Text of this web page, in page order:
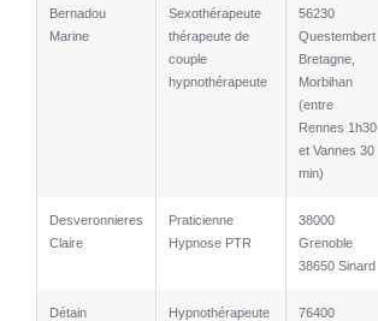
Bernadou
Marine
Sexothérapeute
thérapeute de
couple
hypnothérapeute
56230
Questembert
Bretagne,
Morbihan
(entre
Rennes 1h30
et Vannes 30
min)
Desveronnieres
Claire
Praticienne
Hypnose PTR
38000
Grenoble
38650 Sinard
Détain
Hypnothérapeute
76400